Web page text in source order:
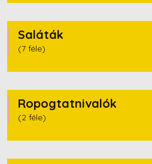
Cukorszármazék
Saláták
(7 féle)
Ropogtatnivalók
(2 féle)